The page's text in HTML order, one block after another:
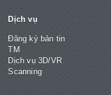
Dịch vụ
Đăng ký bản tin
TM
Dịch vụ 3D/VR
Scanning